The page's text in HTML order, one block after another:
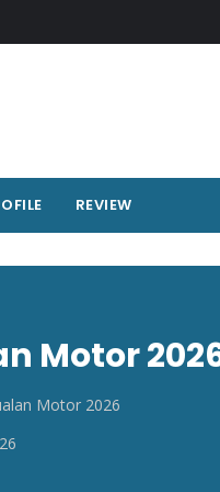
REVIEW
Motor
Motor 2026